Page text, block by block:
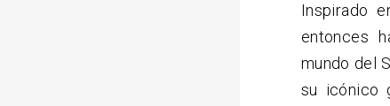
Inspirado
entonces
mundo del
su icónico